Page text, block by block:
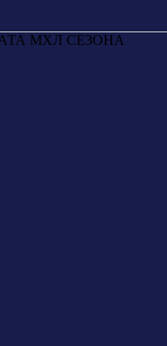
МХЛ СЕЗОНА